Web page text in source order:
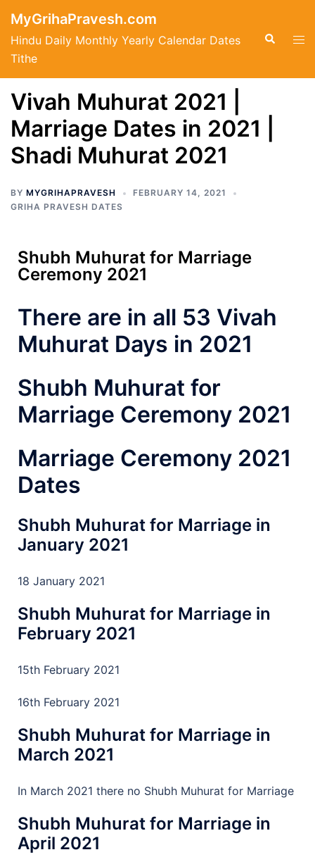
MyGrihaPravesh.com
Hindu Daily Monthly Yearly Calendar Dates
Tithe
Vivah Muhurat 2021 |
Marriage Dates in 2021 |
Shadi Muhurat 2021
BY MYGRIHAPRAVESH
FEBRUARY 14, 2021
GRIHA PRAVESH DATES
Shubh Muhurat for Marriage
Ceremony 2021
There are in all 53 Vivah
Muhurat Days in 2021
Shubh Muhurat for
Marriage Ceremony 2021
Marriage Ceremony 2021
Dates
Shubh Muhurat for Marriage in
January 2021
18 January 2021
Shubh Muhurat for Marriage in
February 2021
15th February 2021
16th February 2021
Shubh Muhurat for Marriage in
March 2021
In March 2021 there no Shubh Muhurat for Marriage
Shubh Muhurat for Marriage in
April 2021